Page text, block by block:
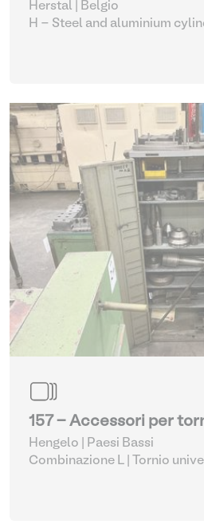
Herstal | Belgio
H - Steel and aluminium
157 - Accessori per
Hengelo | Paesi Bassi
Combinazione L | Tornio